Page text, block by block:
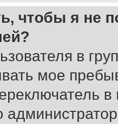
чтобы я не
в
мое